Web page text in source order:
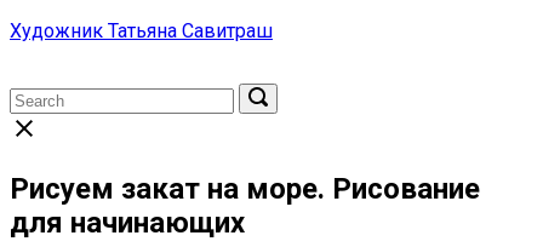
Skip
Художник Татьяна Савитраш
Menu
Search
for:
Search
for:
Search
Close
Рисуем закат на море. Рисование
для начинающих